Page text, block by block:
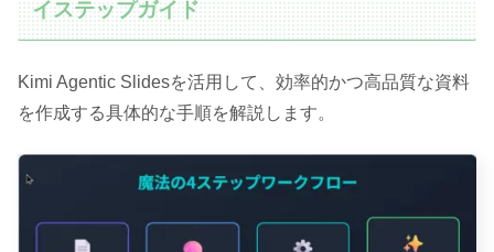
イステップガイド
Kimi Agentic Slidesを活用して、効率的かつ高品質な資料
を作成する具体的な手順を解説します。